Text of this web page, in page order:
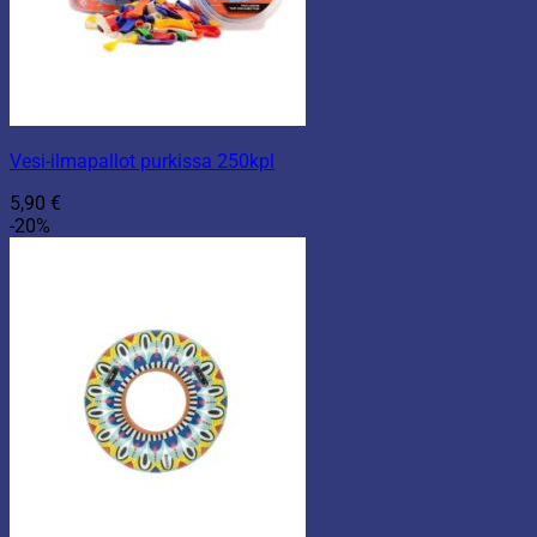
Vesi-ilmapallot purkissa 250kpl
5,90 €
-20%